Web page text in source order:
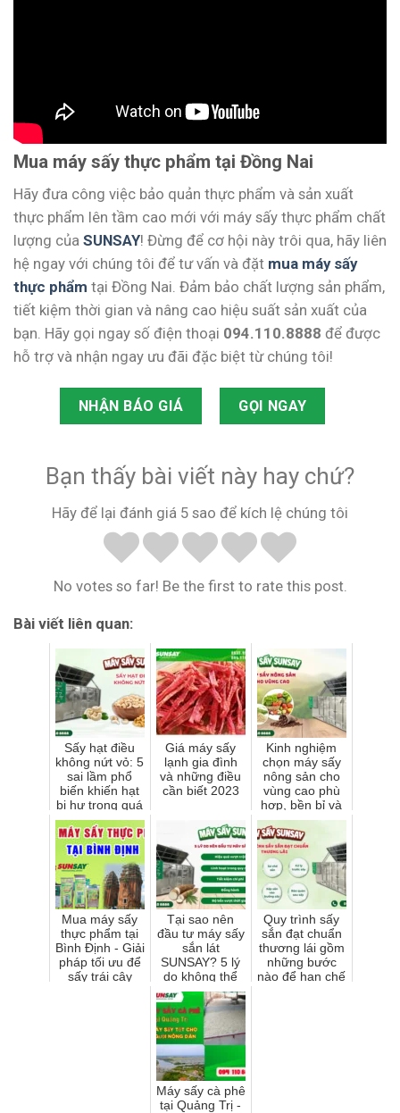
Mua máy sấy thực phẩm tại Đồng Nai
Hãy đưa công việc bảo quản thực phẩm và sản xuất
thực phẩm lên tầm cao mới với máy sấy thực phẩm chất
lượng của SUNSAY! Đừng để cơ hội này trôi qua, hãy liên
hệ ngay với chúng tôi để tư vấn và đặt mua máy sấy
thực phẩm tại Đồng Nai. Đảm bảo chất lượng sản phẩm,
tiết kiệm thời gian và nâng cao hiệu suất sản xuất của
bạn. Hãy gọi ngay số điện thoại 094.110.8888 để được
hỗ trợ và nhận ngay ưu đãi đặc biệt từ chúng tôi!
NHẬN BÁO GIÁ GỌI NGAY
Bạn thấy bài viết này hay chứ?
Hãy để lại đánh giá 5 sao để kích lệ chúng tôi
No votes so far! Be the first to rate this post.
Bài viết liên quan:
Sấy hạt điều
không nứt vỏ: 5
sai lầm phổ
biến khiến hạt
bị hư trong quá
trình sấy
Giá máy sấy
lạnh gia đình
và những điều
cần biết 2023
Kinh nghiệm
chọn máy sấy
nông sản cho
vùng cao phù
hợp, bền bỉ và
dễ vận hành
Mua máy sấy
thực phẩm tại
Bình Định - Giải
pháp tối ưu để
sấy trái cây
Tại sao nên
đầu tư máy sấy
sắn lát
SUNSAY? 5 lý
do không thể
bỏ qua
Quy trình sấy
sắn đạt chuẩn
thương lái gồm
những bước
nào để hạn chế
Máy sấy cà phê
tại Quảng Trị -